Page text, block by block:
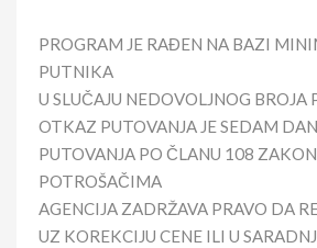
PROGRAM JE RAĐEN NA BAZI
PUTNIKA
U SLUČAJU NEDOVOLJNOG
OTKAZ PUTOVANJA JE SEDAM
PUTOVANJA PO ČLANU 108
POTROŠAČIMA
AGENCIJA ZADRŽAVA PRAVO DA
UZ KOREKCIJU CENE ILI U